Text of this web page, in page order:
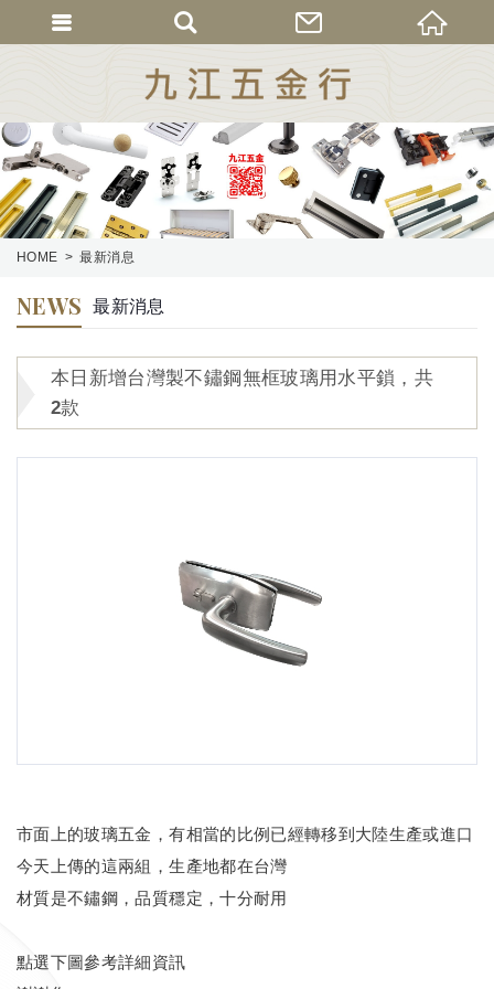
HOME 最新消息
NEWS 最新消息
本日新增台灣製不鏽鋼無框玻璃用水平鎖，共
2款
市面上的玻璃五金，有相當的比例已經轉移到大陸生產或進口
今天上傳的這兩組，生產地都在台灣
材質是不鏽鋼，品質穩定，十分耐用
點選下圖參考詳細資訊